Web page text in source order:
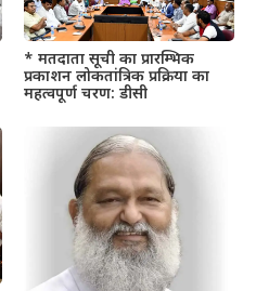
* मतदाता सूची का प्रारम्भिक
प्रकाशन लोकतांत्रिक प्रक्रिया का
महत्वपूर्ण चरण: डीसी